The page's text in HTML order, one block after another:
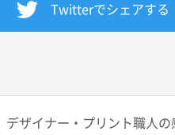
Twitterでシェアする
デザイナー・プリント職人の